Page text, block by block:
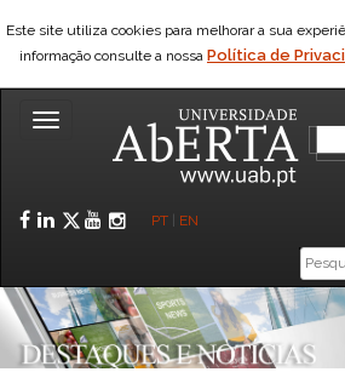
Este site utiliza cookies para melhorar a sua
informação consulte a nossa Política de
Toggle
Facebook
LinkedIn
Twitter
YouTube
Instagram
PT EN
Caixa
de